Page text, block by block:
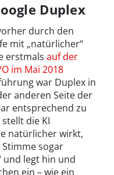
Duplex
durch den
mit „natürlicher“
erstmals auf der
im Mai 2018
war Duplex in
anderen Seite der
entsprechend zu
die KI
natürlicher wirkt,
sogar
und legt hin und
ein – wie ein